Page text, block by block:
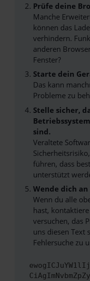
Prüfe deine
Manche
können das
verhindern.
anderen
Fenster?
Starte dein
Das kann
Probleme zu
Stelle sicher,
sind.
Veraltete
führen, dass
unterstützt
Wende dich
Wenn du alle
hast,
versuchen, das
uns diesen Text
Fehlersuche zu